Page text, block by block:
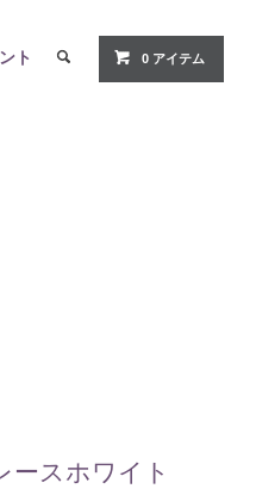
ト 0 アイテム
ースホワイト